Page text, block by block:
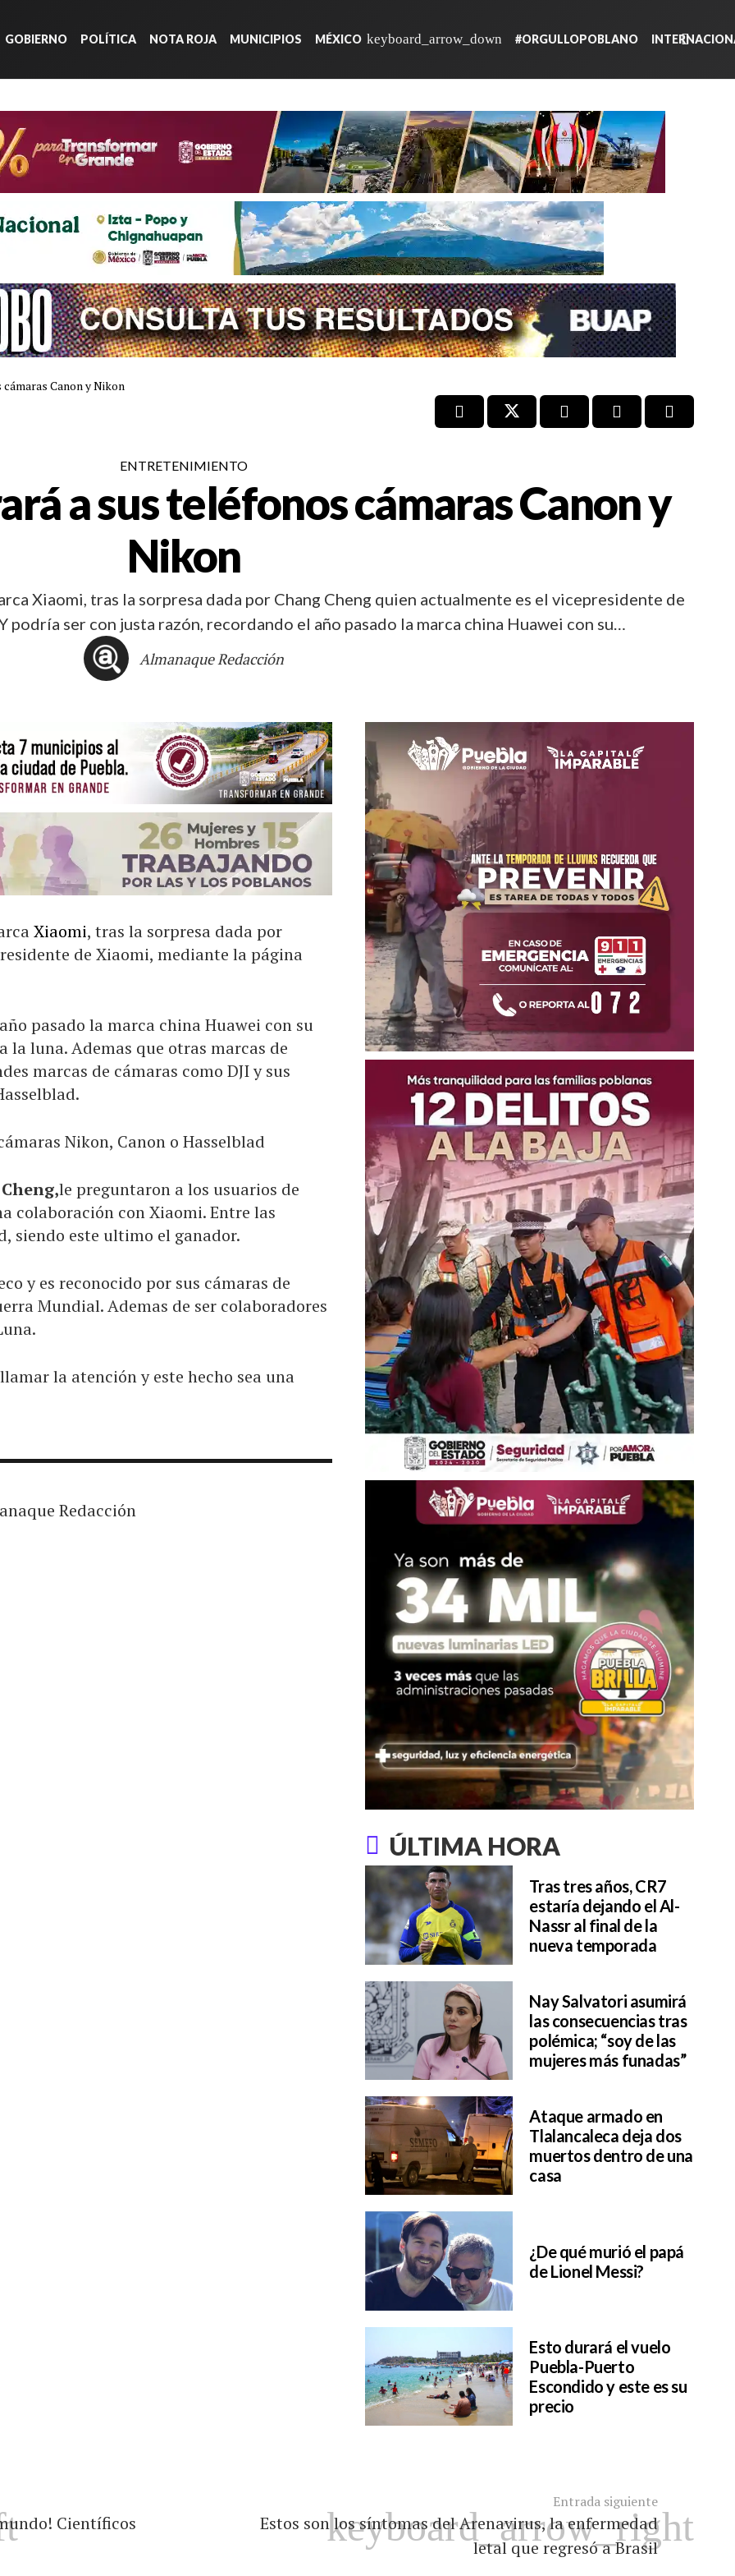
GOBIERNO POLÍTICA NOTA ROJA MUNICIPIOS MÉXICO #ORGULLOPOBLANO
Canon y Nikon
ENTRETENIMIENTO
a sus teléfonos cámaras Canon y
Nikon
Xiaomi, tras la sorpresa dada por Chang Cheng quien actualmente es el vicepresidente de
podría ser con justa razón, recordando el año pasado la marca china Huawei con su…
Almanaque Redacción
Xiaomi, tras la sorpresa dada por
de Xiaomi, mediante la página
pasado la marca china Huawei con su
la luna. Ademas que otras marcas de
marcas de cámaras como DJI y sus
Cheng,le preguntaron a los usuarios de
colaboración con Xiaomi. Entre las
siendo este ultimo el ganador.
y es reconocido por sus cámaras de
Mundial. Ademas de ser colaboradores
la atención y este hecho sea una
Redacción
ÚLTIMA HORA
Tras tres años, CR7
estaría dejando el Al-
Nassr al final de la
nueva temporada
Nay Salvatori asumirá
las consecuencias tras
polémica; “soy de las
mujeres más funadas”
Ataque armado en
Tlalancaleca deja dos
muertos dentro de una
casa
¿De qué murió el papá
de Lionel Messi?
Esto durará el vuelo
Puebla-Puerto
Escondido y este es su
precio
Científicos
Entrada siguiente
Estos son los síntomas del Arenavirus, la enfermedad
letal que regresó a Brasil